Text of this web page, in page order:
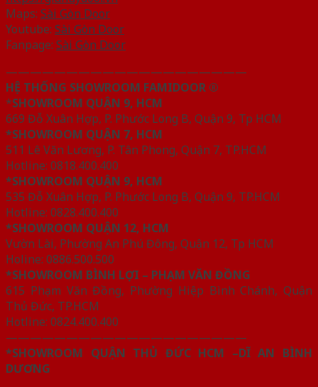
Maps: Sài Gòn Door
Youtube: Sài Gòn Door
Fanpage: Sài Gòn Door
————————————————————
HỆ THỐNG SHOWROOM FAMIDOOR ®
*SHOWROOM QUẬN 9, HCM
669 Đỗ Xuân Hợp, P. Phước Long B, Quận 9, Tp HCM
*SHOWROOM QUẬN 7, HCM
511 Lê Văn Lương, P. Tân Phong, Quận 7, TP.HCM
Hotline: 0818.400.400
*SHOWROOM QUẬN 9, HCM
535 Đỗ Xuân Hợp, P. Phước Long B, Quận 9, TP.HCM
Hotline: 0828.400.400
*SHOWROOM QUẬN 12, HCM
Vườn Lài, Phường An Phú Đông, Quận 12, Tp HCM
Holine: 0886.500.500
*SHOWROOM BÌNH LỢI – PHẠM VĂN ĐỒNG
615 Phạm Văn Đồng, Phường Hiệp Bình Chánh, Quận
Thủ Đức, TP.HCM
Hotline: 0824.400.400
————————————————————
*SHOWROOM QUẬN THỦ ĐỨC HCM –DĨ AN BÌNH
DƯƠNG